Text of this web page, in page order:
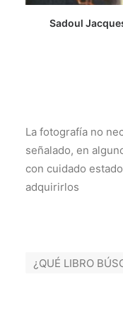
Sadoul
La fotografía no
señalado, en
con cuidado
adquirirlos